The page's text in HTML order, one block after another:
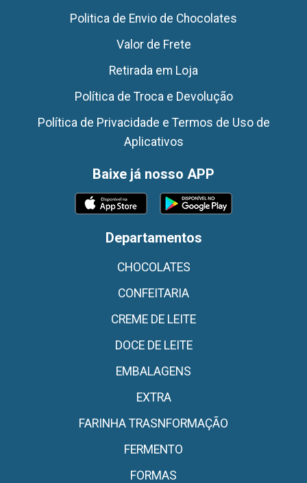
Politica de Envio de Chocolates
Valor de Frete
Retirada em Loja
Política de Troca e Devolução
Política de Privacidade e Termos de Uso de
Aplicativos
Baixe já nosso APP
Departamentos
CHOCOLATES
CONFEITARIA
CREME DE LEITE
DOCE DE LEITE
EMBALAGENS
EXTRA
FARINHA TRASNFORMAÇÃO
FERMENTO
FORMAS